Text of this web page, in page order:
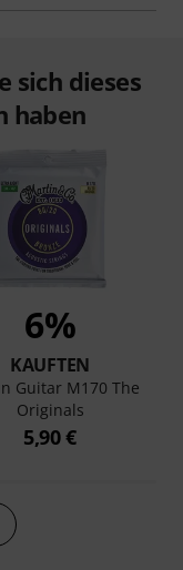
sich dieses
haben
6%
KAUFTEN
Guitar M170 The
Originals
5,90 €